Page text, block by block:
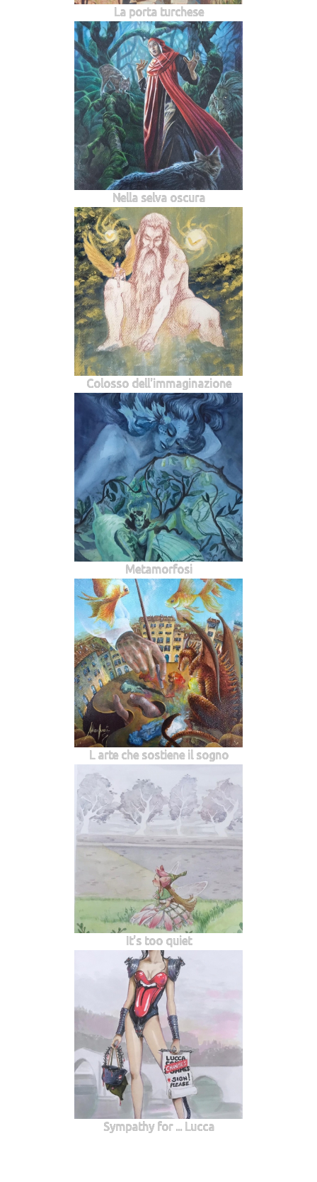
La porta turchese
Nella selva oscura
Colosso dell'immaginazione
Metamorfosi
L arte che sostiene il sogno
It's too quiet
Sympathy for ... Lucca